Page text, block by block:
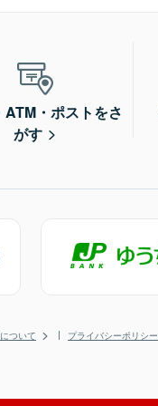
ATM・ポストをさ
がす
ついて プライバシーポリシー